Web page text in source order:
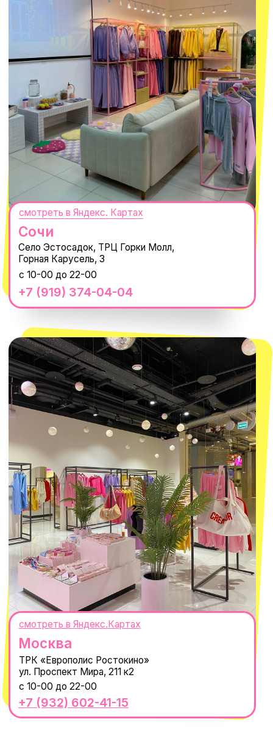
+7 (932) 602-41-15
ТРК «Европолис Ростокино»
ул. Проспект Мира, 211 к2
с 10-00 до 22-00
Москва
смотреть в Яндекс.Картах
ИП Проворный Алексей Алексеевич
ИНН 667114098580
ОГРНИП 320665800076581
Telegram
WhatsApp
8 800 550-06-92
macrocosm_store@mail.ru
КОНТАКТЫ
Оплата долями
Size guide
Обмен и возврат
Доставка и оплата
ПОКУПАТЕЛЯМ
Вакансии
Наши путешествия
Наши проекты
Новости
Каталог
О КОМПАНИИ
© 2021-2025 Macrocosm ®
персональных данныхиСогласием на рассылку электронных
сообщений
СЕКРЕТНЫЕ ПРОМОКОДЫ, ПРИГЛАШЕНИЯ
НА МЕРОПРИЯТИЯ И АНОНСЫ НОВИНОК
РАНЬШЕ ВСЕХ
300'000+ подписчиков
14'000+ подписчиков в нашем Telegram-
канале
Оферта
Пользовательское соглашение
Политика обработки персональных
данных